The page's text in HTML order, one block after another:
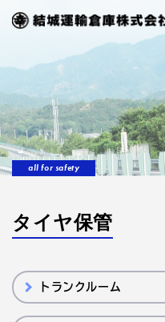
all for safety
タイヤ保管
トランクルーム